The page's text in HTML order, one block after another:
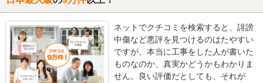
ネットでクチコミを検索すると、誹謗
中傷など悪評を見つけるのはたやすい
ですが、本当に工事をした人が書いた
ものなのか、真実かどうかもわかりま
せん。良い評価だとしても、それが